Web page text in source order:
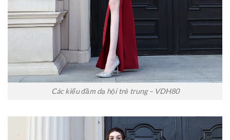
Các kiểu đầm dạ hội trẻ trung – VDH80